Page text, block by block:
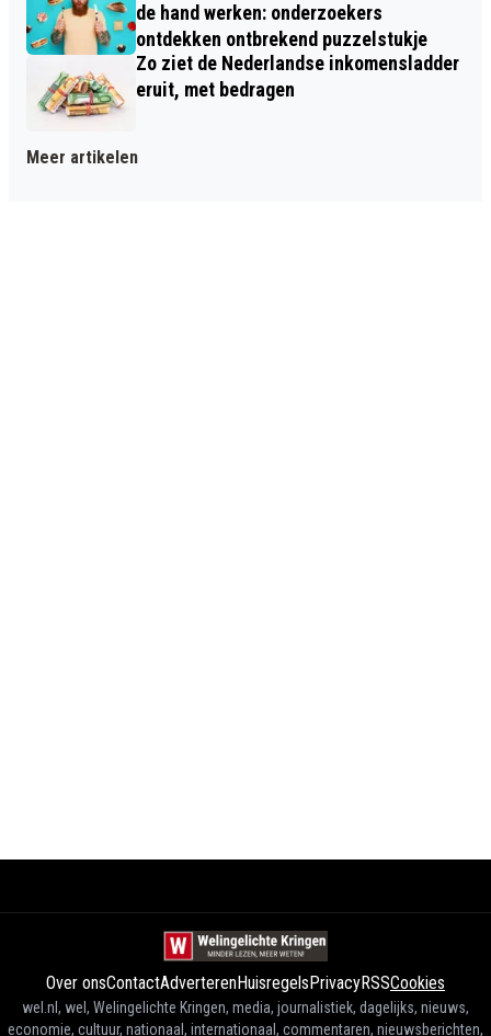
de hand werken: onderzoekers
ontdekken ontbrekend puzzelstukje
Zo ziet de Nederlandse inkomensladder
eruit, met bedragen
Meer artikelen
Over onsContactAdverterenHuisregelsPrivacyRSSCookies
wel.nl, wel, Welingelichte Kringen, media, journalistiek, dagelijks, nieuws,
economie, cultuur, nationaal, internationaal, commentaren, nieuwsberichten,